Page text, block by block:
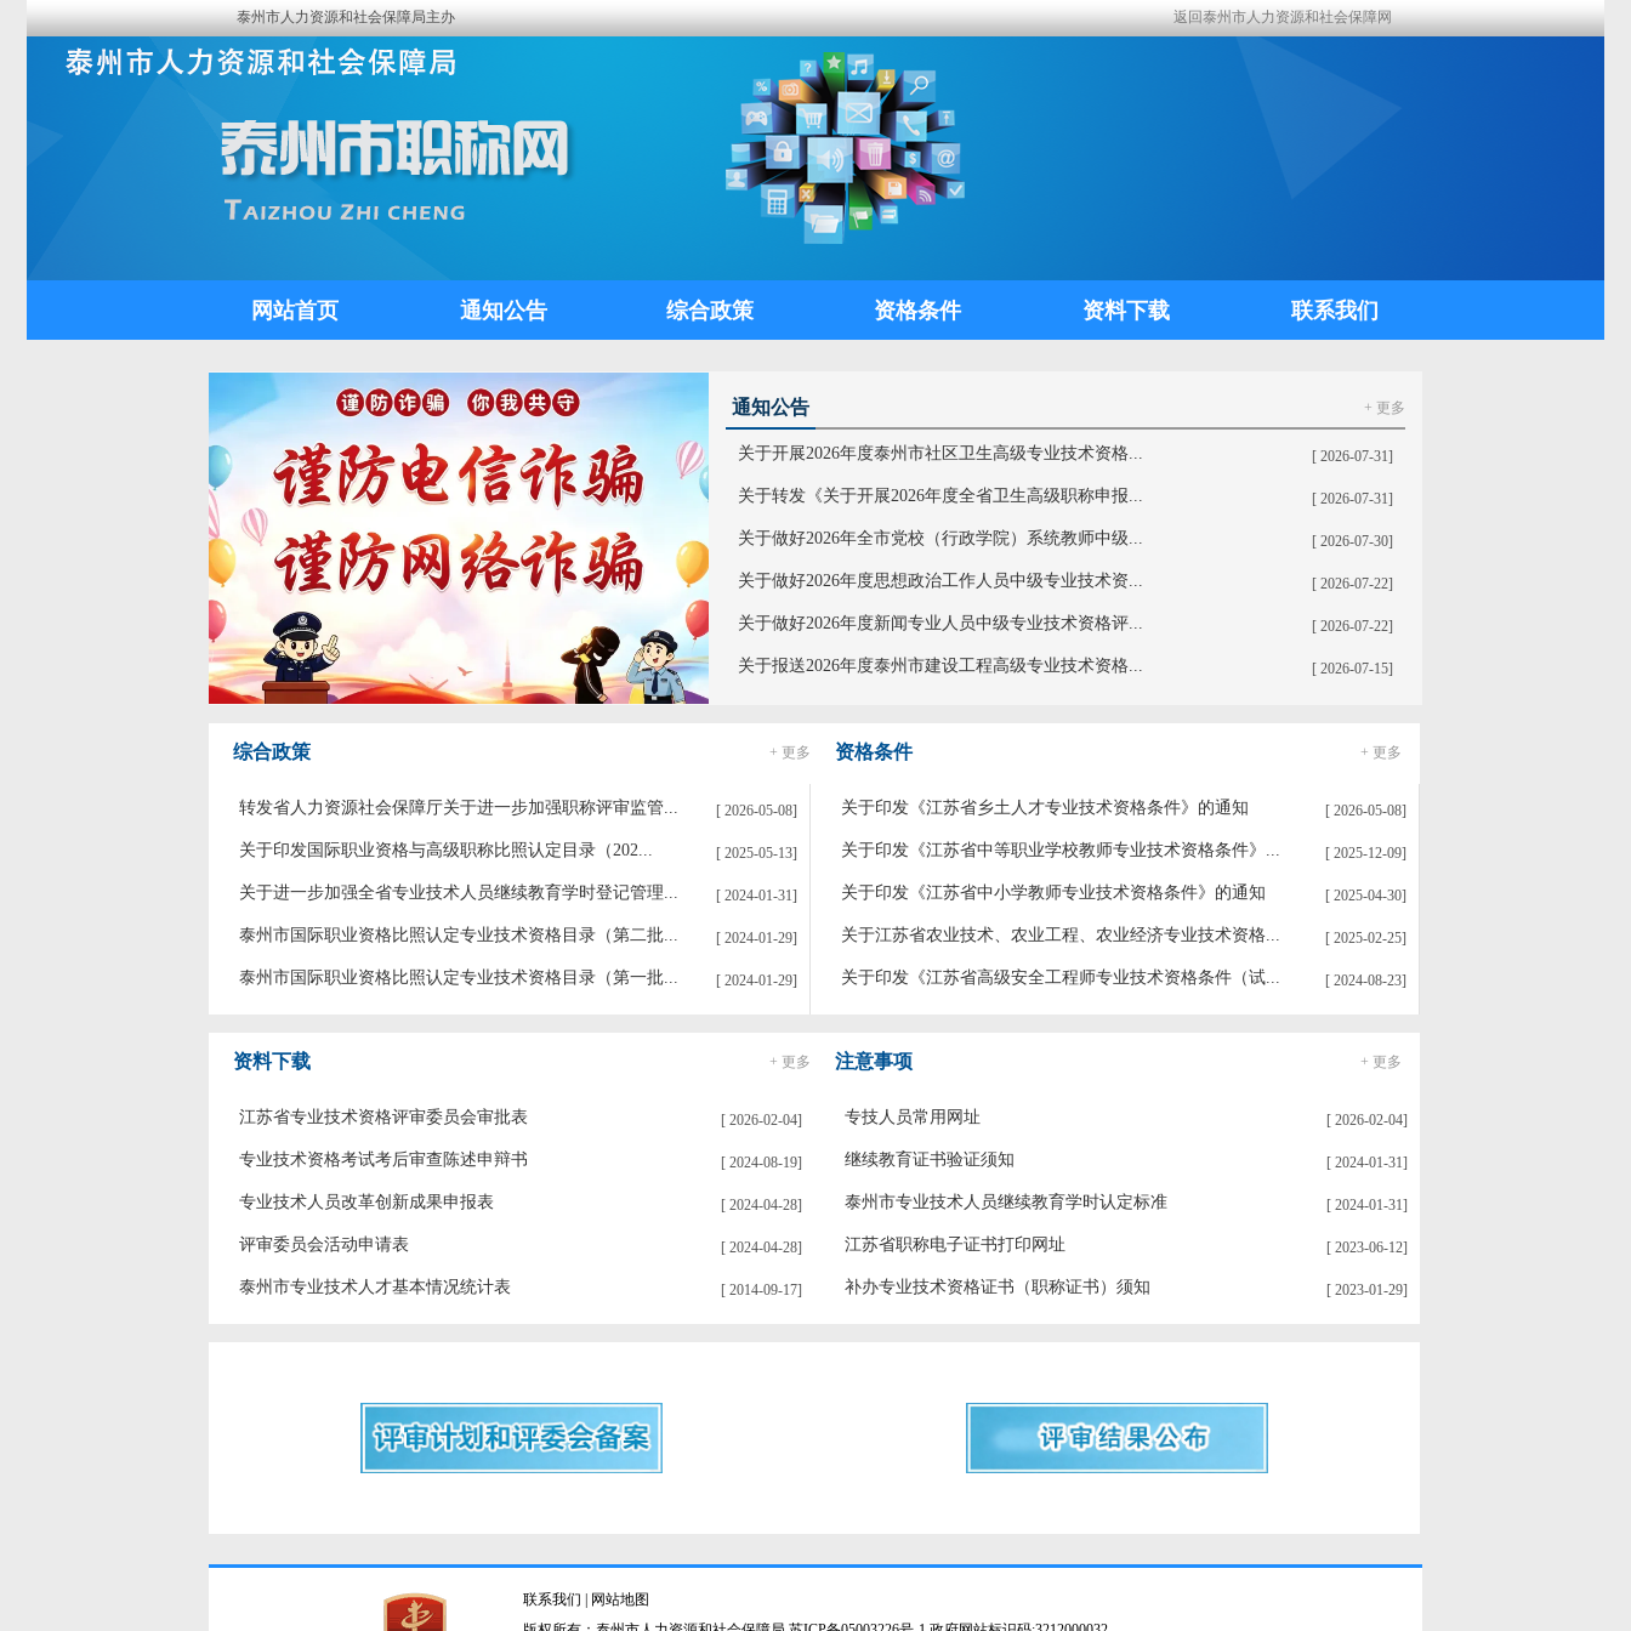
泰州市人力资源和社会保障局主办 返回泰州市人力资源和社会保障网
网站首页 通知公告 综合政策 资格条件 资料下载 联系我们
通知公告 + 更多
关于开展2026年度泰州市社区卫生高级专业技术资格... [ 2026-07-31]
关于转发《关于开展2026年度全省卫生高级职称申报... [ 2026-07-31]
关于做好2026年全市党校（行政学院）系统教师中级... [ 2026-07-30]
关于做好2026年度思想政治工作人员中级专业技术资... [ 2026-07-22]
关于做好2026年度新闻专业人员中级专业技术资格评... [ 2026-07-22]
关于报送2026年度泰州市建设工程高级专业技术资格... [ 2026-07-15]
综合政策 + 更多 资格条件 + 更多
转发省人力资源社会保障厅关于进一步加强职称评审监管... [ 2026-05-08]
关于印发国际职业资格与高级职称比照认定目录（202... [ 2025-05-13]
关于进一步加强全省专业技术人员继续教育学时登记管理... [ 2024-01-31]
泰州市国际职业资格比照认定专业技术资格目录（第二批... [ 2024-01-29]
泰州市国际职业资格比照认定专业技术资格目录（第一批... [ 2024-01-29]
关于印发《江苏省乡土人才专业技术资格条件》的通知 [ 2026-05-08]
关于印发《江苏省中等职业学校教师专业技术资格条件》... [ 2025-12-09]
关于印发《江苏省中小学教师专业技术资格条件》的通知 [ 2025-04-30]
关于江苏省农业技术、农业工程、农业经济专业技术资格... [ 2025-02-25]
关于印发《江苏省高级安全工程师专业技术资格条件（试... [ 2024-08-23]
资料下载 + 更多 注意事项 + 更多
江苏省专业技术资格评审委员会审批表 [ 2026-02-04]
专业技术资格考试考后审查陈述申辩书 [ 2024-08-19]
专业技术人员改革创新成果申报表 [ 2024-04-28]
评审委员会活动申请表 [ 2024-04-28]
泰州市专业技术人才基本情况统计表 [ 2014-09-17]
专技人员常用网址 [ 2026-02-04]
继续教育证书验证须知 [ 2024-01-31]
泰州市专业技术人员继续教育学时认定标准 [ 2024-01-31]
江苏省职称电子证书打印网址 [ 2023-06-12]
补办专业技术资格证书（职称证书）须知 [ 2023-01-29]
联系我们
网站地图